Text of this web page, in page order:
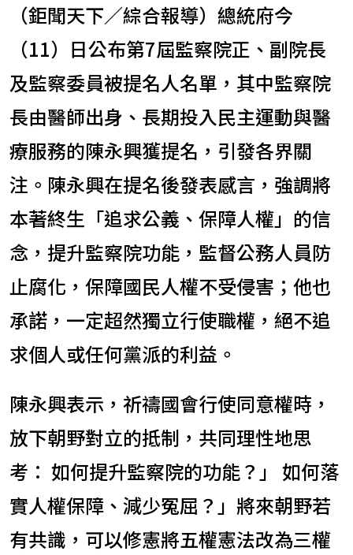
（鉅聞天下／綜合報導）總統府今
（11）日公布第7屆監察院正、副院長
及監察委員被提名人名單，其中監察院
長由醫師出身、長期投入民主運動與醫
療服務的陳永興獲提名，引發各界關
注。陳永興在提名後發表感言，強調將
本著終生「追求公義、保障人權」的信
念，提升監察院功能，監督公務人員防
止腐化，保障國民人權不受侵害；他也
承諾，一定超然獨立行使職權，絕不追
求個人或任何黨派的利益。
陳永興表示，祈禱國會行使同意權時，
放下朝野對立的抵制，共同理性地思
考： 如何提升監察院的功能？」 如何落
實人權保障、減少冤屈？」將來朝野若
有共識，可以修憲將五權憲法改為三權